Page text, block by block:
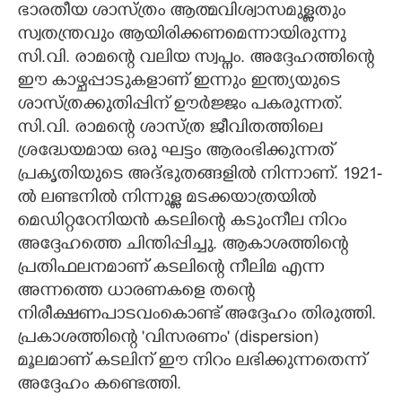
ഭാരതീയ ശാസ്ത്രം ആത്മവിശ്വാസമുള്ളതും
സ്വതന്ത്രവും ആയിരിക്കണമെന്നായിരുന്നു
സി.വി. രാമന്റെ വലിയ സ്വപ്നം. അദ്ദേഹത്തിന്റെ
ഈ കാഴ്ചപ്പാടുകളാണ് ഇന്നും ഇന്ത്യയുടെ
ശാസ്ത്രക്കുതിപ്പിന് ഊർജ്ജം പകരുന്നത്.
സി.വി. രാമന്റെ ശാസ്ത്ര ജീവിതത്തിലെ
ശ്രദ്ധേയമായ ഒരു ഘട്ടം ആരംഭിക്കുന്നത്
പ്രകൃതിയുടെ അദ്ഭുതങ്ങളിൽ നിന്നാണ്. 1921-
ൽ ലണ്ടനിൽ നിന്നുള്ള മടക്കയാത്രയിൽ
മെഡിറ്ററേനിയൻ കടലിന്റെ കടുംനീല നിറം
അദ്ദേഹത്തെ ചിന്തിപ്പിച്ചു. ആകാശത്തിന്റെ
പ്രതിഫലനമാണ് കടലിന്റെ നീലിമ എന്ന
അന്നത്തെ ധാരണകളെ തന്റെ
നിരീക്ഷണപാടവംകൊണ്ട് അദ്ദേഹം തിരുത്തി.
പ്രകാശത്തിന്റെ 'വിസരണം" (dispersion)​
മൂലമാണ് കടലിന് ഈ നിറം ലഭിക്കുന്നതെന്ന്
അദ്ദേഹം കണ്ടെത്തി.